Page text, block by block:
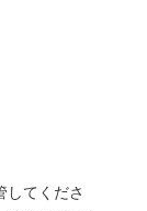
てくださ